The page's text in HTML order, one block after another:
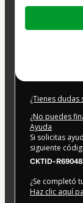
Total
49,99 US$
¿Tienes
¿No puedes
Ayuda
Si solicitas
siguiente
CKTID-
¿Se completó
Haz clic aquí